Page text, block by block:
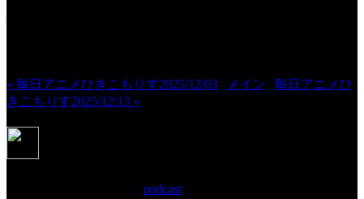
« 毎日アニメひきこもりす2025/12/03 メイン
毎日アニメひ
きこもりす2025/12/13 »
podcast